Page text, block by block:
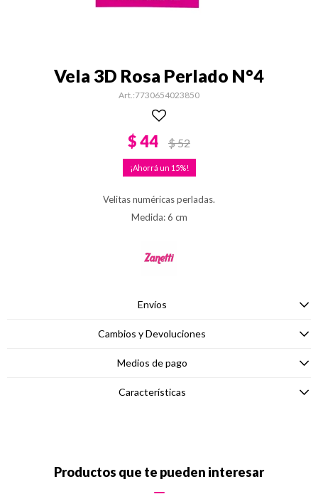
Vela 3D Rosa Perlado N°4
7730654023850
$44 $52
15
Velitas numéricas perladas.
Medida: 6 cm
Envíos
Cambios y Devoluciones
Medios de pago
Características
Productos que te pueden interesar